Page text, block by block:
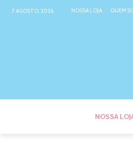
7 AGOSTO, 2026 NOSSA LOJA QUEM
NOSSA